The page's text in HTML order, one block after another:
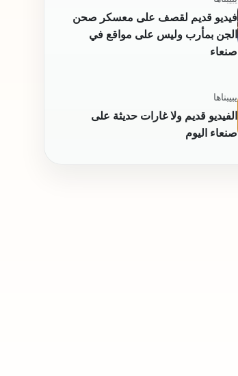
يبيبناها
فيديو قديم لقصف على معسكر صحن
الجن بمأرب وليس على مواقع في
يبيبناها
الفيديو قديم ولا غارات حديثة على